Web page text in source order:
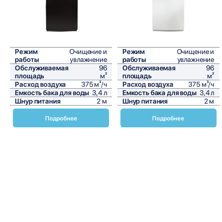
Режим
работы
Очищение и
увлажнение
Обслуживаемая
площадь
96
м²
Расход воздуха
375 м³/ч
Емкость бака для воды 3,4 л
Шнур питания
2 м
Подробнее
Режим
работы
Очищение и
увлажнение
Обслуживаемая
площадь
96
м²
Расход воздуха
375 м³/ч
Емкость бака для воды 3,4 л
Шнур питания
2 м
Подробнее